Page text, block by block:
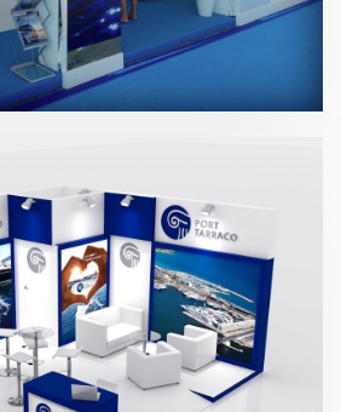
Show – Hill Robinson